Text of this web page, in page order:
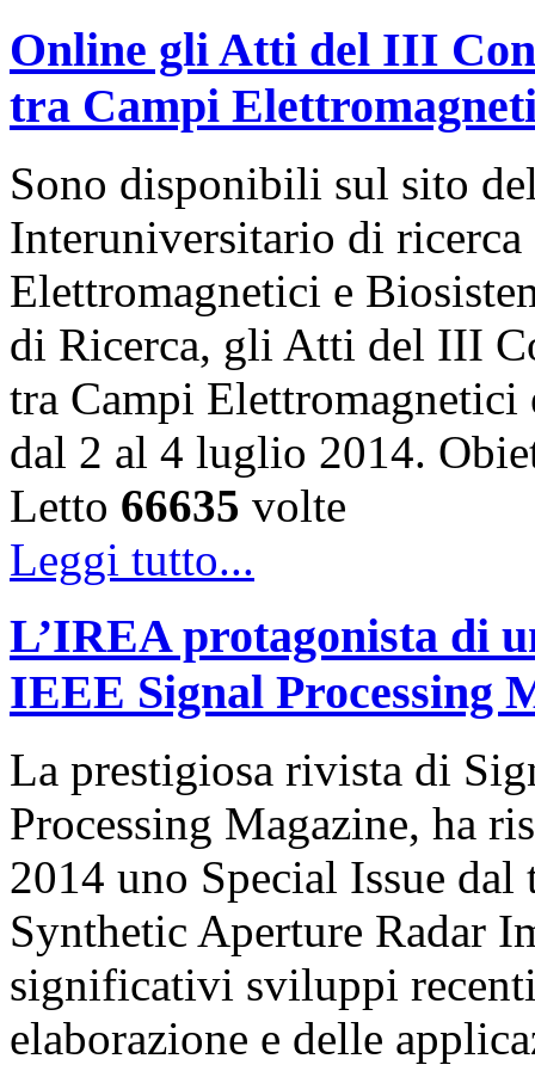
Online gli Atti del III
tra Campi
Sono disponibili sul sito
Interuniversitario di
Elettromagnetici e
di Ricerca, gli Atti del III
tra Campi
dal 2 al 4 luglio 2014.
Letto 66635 volte
Leggi tutto...
L’IREA protagonista di
IEEE Signal Processing
La prestigiosa rivista di
Processing Magazine, ha
2014 uno Special Issue
Synthetic Aperture Radar
significativi sviluppi
elaborazione e delle